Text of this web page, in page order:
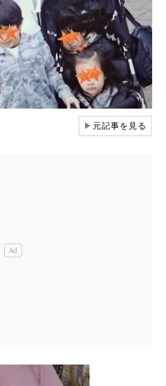
▶元記事を見る